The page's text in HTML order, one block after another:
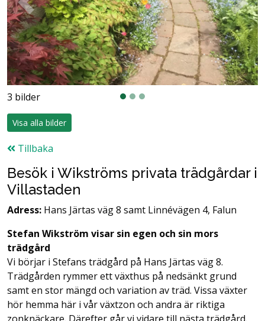
Previous Next
3 bilder
Visa alla bilder
Tillbaka
Besök i Wikströms privata trädgårdar i
Villastaden
Adress: Hans Järtas väg 8 samt Linnévägen 4, Falun
Stefan Wikström visar sin egen och sin mors
trädgård
Vi börjar i Stefans trädgård på Hans Järtas väg 8.
Trädgården rymmer ett växthus på nedsänkt grund
samt en stor mängd och variation av träd. Vissa växter
hör hemma här i vår växtzon och andra är riktiga